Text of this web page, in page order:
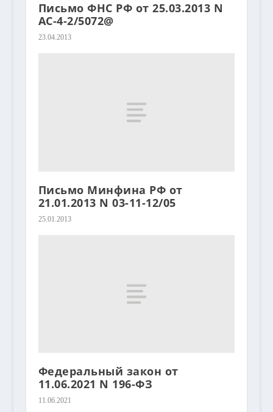
Письмо ФНС РФ от 25.03.2013 N
АС-4-2/5072@
23.04.2013
Письмо Минфина РФ от
21.01.2013 N 03-11-12/05
25.01.2013
Федеральный закон от
11.06.2021 N 196-ФЗ
11.06.2021